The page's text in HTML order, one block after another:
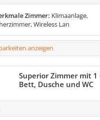
Zimmer: Klimaanlage,
Wireless Lan
anzeigen
Superior Zimmer mit 1
Bett, Dusche und WC